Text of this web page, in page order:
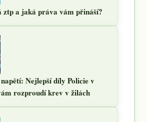
ztp a jaká práva vám přináší?
Nejlepší díly Policie v
rozproudí krev v žilách